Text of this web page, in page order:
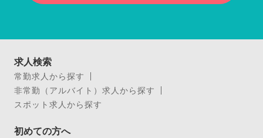
求人検索
常勤求人から探す
非常勤（アルバイト）求人から探す
スポット求人から探す
初めての方へ